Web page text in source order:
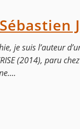
Sébastien
je suis l’auteur
(2014), paru